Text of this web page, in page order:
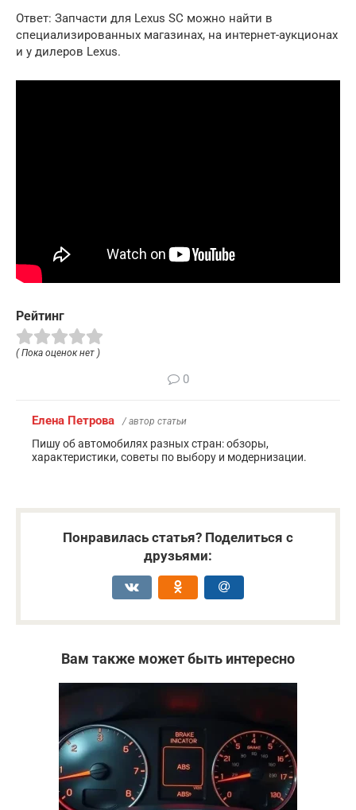
Ответ: Запчасти для Lexus SC можно найти в
специализированных магазинах, на интернет-аукционах
и у дилеров Lexus.
Рейтинг
( Пока оценок нет )
0
Елена Петрова / автор статьи
Пишу об автомобилях разных стран: обзоры,
характеристики, советы по выбору и модернизации.
Понравилась статья? Поделиться с
друзьями:
Вам также может быть интересно